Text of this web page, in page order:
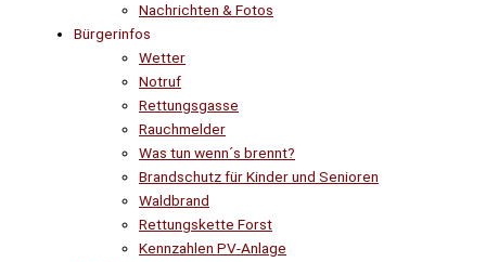
Nachrichten & Fotos
Bürgerinfos
Wetter
Notruf
Rettungsgasse
Rauchmelder
Was tun wenn´s brennt?
Brandschutz für Kinder und Senioren
Waldbrand
Rettungskette Forst
Kennzahlen PV-Anlage